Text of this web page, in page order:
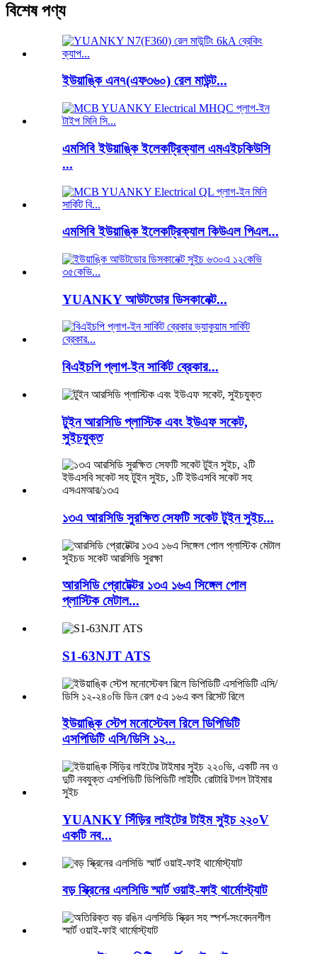
বিশেষ পণ্য
ইউয়াঙ্কি এন৭(এফ৩৬০) রেল মাউন্ট...
এমসিবি ইউয়াঙ্কি ইলেকট্রিক্যাল এমএইচকিউসি
...
এমসিবি ইউয়াঙ্কি ইলেকট্রিক্যাল কিউএল পিএল...
YUANKY আউটডোর ডিসকানেক্ট...
বিএইচপি প্লাগ-ইন সার্কিট ব্রেকার...
টুইন আরসিডি প্লাস্টিক এবং ইউএফ সকেট,
সুইচযুক্ত
১৩এ আরসিডি সুরক্ষিত সেফটি সকেট টুইন সুইচ...
আরসিডি প্রোটেক্টর ১৩এ ১৬এ সিঙ্গেল পোল
প্লাস্টিক মেটাল...
S1-63NJT ATS
ইউয়াঙ্কি স্টেপ মনোস্টেবল রিলে ডিপিডিটি
এসপিডিটি এসি/ডিসি ১২...
YUANKY সিঁড়ির লাইটের টাইম সুইচ ২২০V
একটি নব...
বড় স্ক্রিনের এলসিডি স্মার্ট ওয়াই-ফাই থার্মোস্ট্যাট